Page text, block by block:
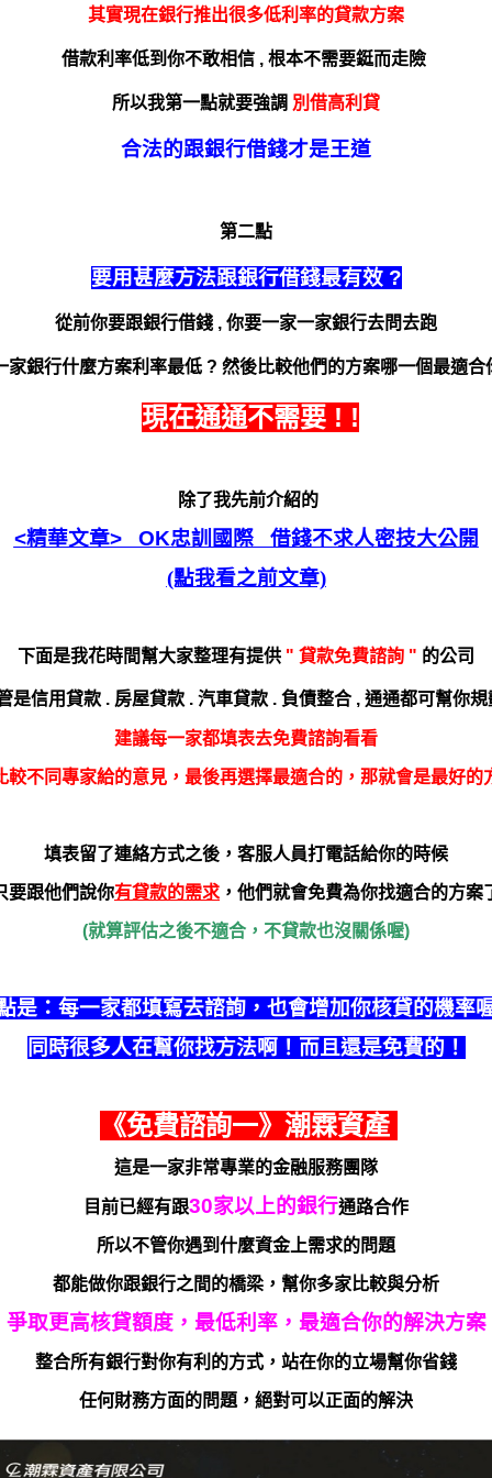
其實現在銀行推出很多低利率的貸款方案
借款利率低到你不敢相信 , 根本不需要鋌而走險
所以我第一點就要強調 別借高利貸
合法的跟銀行借錢才是王道
第二點
要用甚麼方法跟銀行借錢最有效 ?
從前你要跟銀行借錢 , 你要一家一家銀行去問去跑
家銀行什麼方案利率最低 ? 然後比較他們的方案哪一個最適合
現在通通不需要 ! !
除了我先前介紹的
<精華文章> OK忠訓國際 借錢不求人密技大公開
(點我看之前文章)
下面是我花時間幫大家整理有提供 " 貸款免費諮詢 " 的公司
是信用貸款 . 房屋貸款 . 汽車貸款 . 負債整合 , 通通都可幫你規
建議每一家都填表去免費諮詢看看
較不同專家給的意見，最後再選擇最適合的，那就會是最好的
填表留了連絡方式之後，客服人員打電話給你的時候
要跟他們說你有貸款的需求 ，他們就會免費為你找適合的方案
(就算評估之後不適合，不貸款也沒關係喔)
是：每一家都填寫去諮詢，也會增加你核貸的機率
同時很多人在幫你找方法啊！而且還是免費的！
《免費諮詢一》潮霖資產
這是一家非常專業的金融服務團隊
目前已經有跟30家以上的銀行通路合作
所以不管你遇到什麼資金上需求的問題
都能做你跟銀行之間的橋梁，幫你多家比較與分析
爭取更高核貸額度，最低利率，最適合你的解決方案
整合所有銀行對你有利的方式，站在你的立場幫你省錢
任何財務方面的問題，絕對可以正面的解決